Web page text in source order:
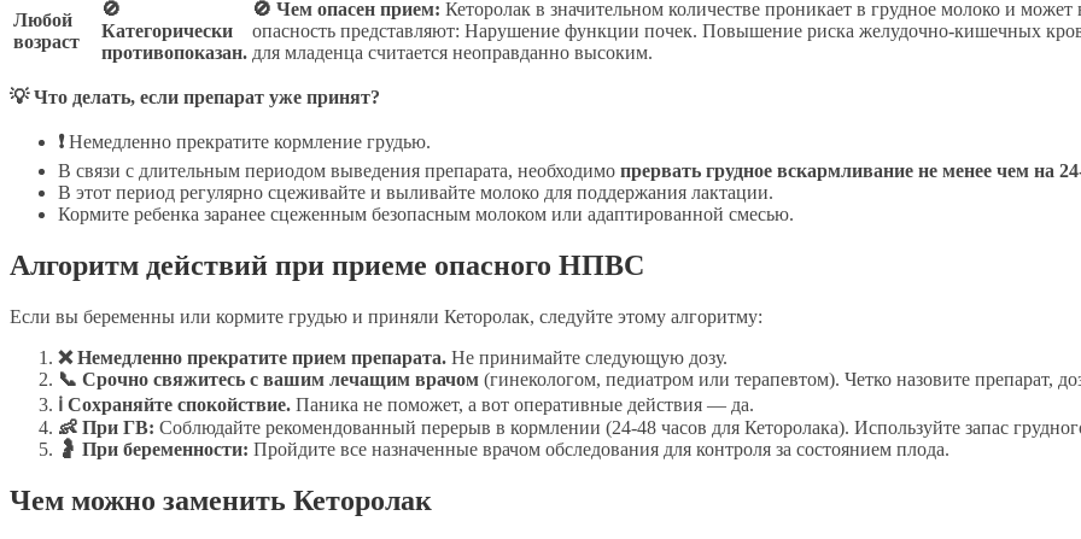
Любой
возраст
🚫
Категорически
противопоказан.
🚫 Чем опасен прием: Кеторолак в значительном количестве проникает в грудное молоко и
опасность представляют: Нарушение функции почек. Повышение риска желудочно-кишечных
для младенца считается неоправданно высоким.
💡 Что делать, если препарат уже принят?
❗Немедленно прекратите кормление грудью.
В связи с длительным периодом выведения препарата, необходимо прервать грудное вскармливание не менее чем на
В этот период регулярно сцеживайте и выливайте молоко для поддержания лактации.
Кормите ребенка заранее сцеженным безопасным молоком или адаптированной смесью.
Алгоритм действий при приеме опасного НПВС
Если вы беременны или кормите грудью и приняли Кеторолак, следуйте этому алгоритму:
❌ Немедленно прекратите прием препарата. Не принимайте следующую дозу.
📞 Срочно свяжитесь с вашим лечащим врачом (гинекологом, педиатром или терапевтом). Четко назовите препарат,
ℹ Сохраняйте спокойствие. Паника не поможет, а вот оперативные действия — да.
👶 При ГВ: Соблюдайте рекомендованный перерыв в кормлении (24-48 часов для Кеторолака). Используйте запас
🤰 При беременности: Пройдите все назначенные врачом обследования для контроля за состоянием плода.
Чем можно заменить Кеторолак